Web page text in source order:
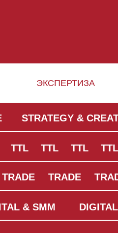
ЭКСПЕРТИЗА
STRATEGY &
TTL
TTL TTL
TTL
TRADE
TRADE
& SMM